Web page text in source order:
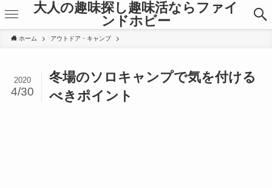
大人の趣味探し趣味活ならファイ
ンドホビー
ホーム アウトドア・キャンプ
冬場のソロキャンプで気を付ける
べきポイント
2020
4/30